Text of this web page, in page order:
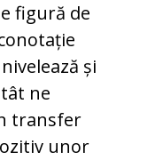
figură de
și
ne
transfer
unor